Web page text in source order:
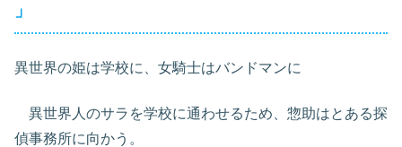
」
異世界の姫は学校に、女騎士はバンドマンに
異世界人のサラを学校に通わせるため、惣助はとある探
偵事務所に向かう。